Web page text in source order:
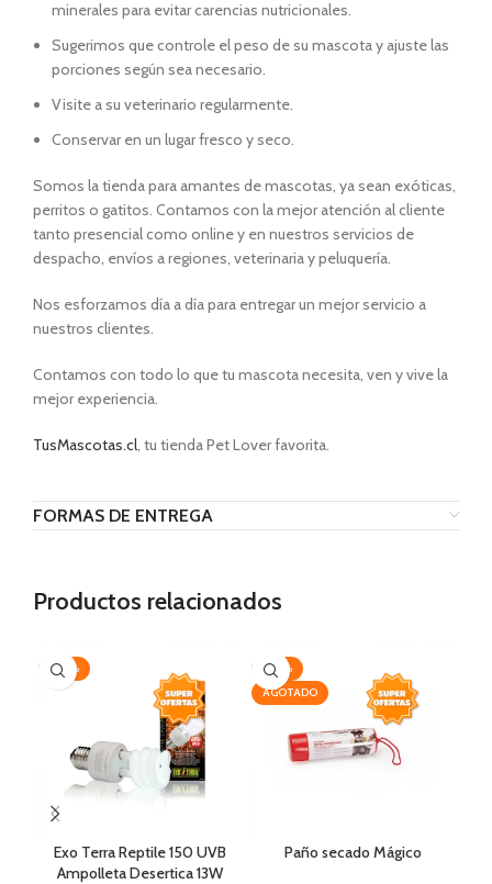
minerales para evitar carencias nutricionales.
Sugerimos que controle el peso de su mascota y ajuste las
porciones según sea necesario.
Visite a su veterinario regularmente.
Conservar en un lugar fresco y seco.
Somos la tienda para amantes de mascotas, ya sean exóticas,
perritos o gatitos. Contamos con la mejor atención al cliente
tanto presencial como online y en nuestros servicios de
despacho, envíos a regiones, veterinaria y peluquería.
Nos esforzamos día a día para entregar un mejor servicio a
nuestros clientes.
Contamos con todo lo que tu mascota necesita, ven y vive la
mejor experiencia.
TusMascotas.cl, tu tienda Pet Lover favorita.
FORMAS DE ENTREGA
Productos relacionados
-20%
Exo Terra Reptile 150 UVB
Ampolleta Desertica 13W
-20%
AGOTADO
Paño secado Mágico